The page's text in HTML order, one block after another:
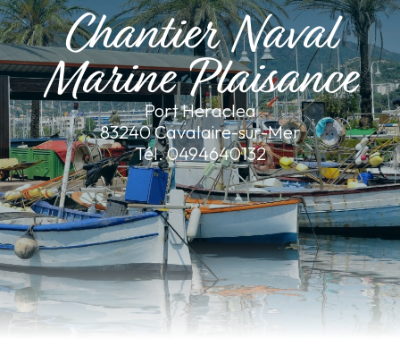
Chantier Naval
Marine Plaisance
Port Heraclea
83240 Cavalaire-sur-Mer
Tél. 0494640132